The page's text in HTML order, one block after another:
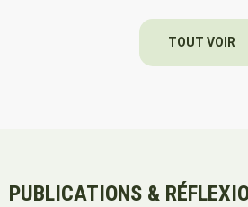
TOUT VOIR
PUBLICATIONS &